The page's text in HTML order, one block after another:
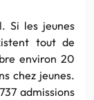
Si les jeunes
tout de
environ 20
chez jeunes.
admissions